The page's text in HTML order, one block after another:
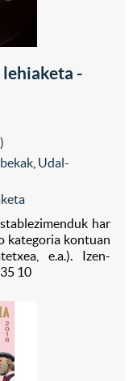
-
Udal-
har
kategoria kontuan
e.a.). Izen-
10